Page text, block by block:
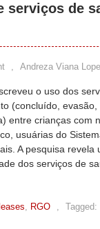
serviços de
, Andreza Viana
o uso dos
(concluído,
entre crianças com
usuárias do
A pesquisa
dos serviços de
, RGO , Tagged: